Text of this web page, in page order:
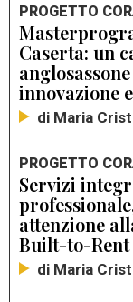
PROGETTO
Caserta: un
innovazione
di Maria
PROGETTO
Servizi
attenzione
Built-to-
di Maria